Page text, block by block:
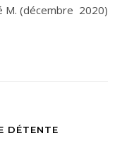
M. (décembre 2020)
DÉTENTE